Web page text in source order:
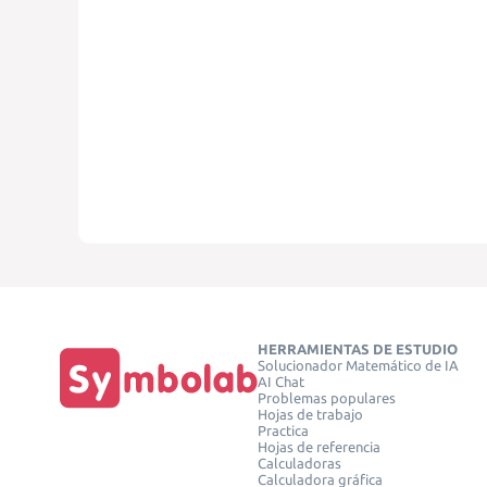
HERRAMIENTAS DE ESTUDIO
Solucionador Matemático de IA
AI Chat
Problemas populares
Hojas de trabajo
Practica
Hojas de referencia
Calculadoras
Calculadora gráfica